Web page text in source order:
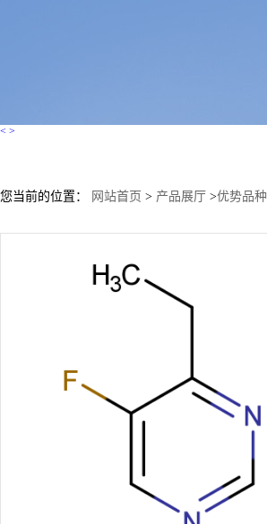
< >
您当前的位置： 网站首页 > 产品展厅 >优势品种